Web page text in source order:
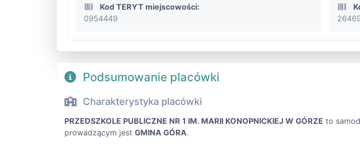
Kod TERYT miejscowości:
0954449
Podsumowanie placówki
Charakterystyka placówki
PRZEDSZKOLE PUBLICZNE NR 1 IM. MARII KONOPNICKIEJ W GÓRZE to
prowadzącym jest GMINA GÓRA.